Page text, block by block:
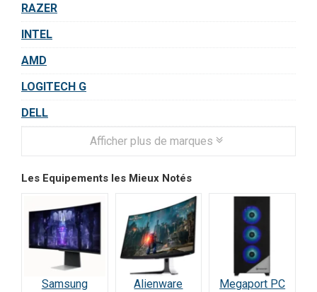
RAZER
INTEL
AMD
LOGITECH G
DELL
Afficher plus de marques
Les Equipements les Mieux Notés
Samsung
Alienware
Megaport PC